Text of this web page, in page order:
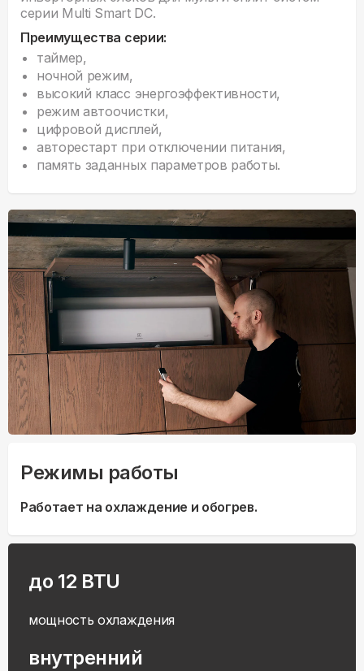
серии Multi Smart DC.
Преимущества серии:
таймер,
ночной режим,
высокий класс энергоэффективности,
режим автоочистки,
цифровой дисплей,
авторестарт при отключении питания,
память заданных параметров работы.
Режимы работы
Работает на охлаждение и обогрев.
до 12 BTU
мощность охлаждения
внутренний